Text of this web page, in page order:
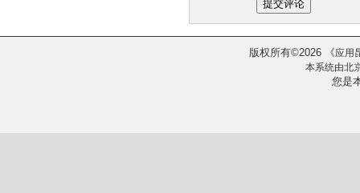
版权所有©2026 《应用
本系统由北
您是